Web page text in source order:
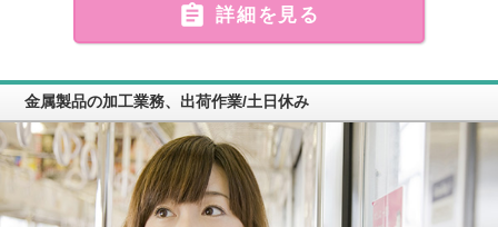
 詳細を見る
金属製品の加工業務、出荷作業/土日休み